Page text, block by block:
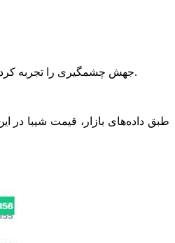
به گزارش اقتصاد آنلاین به نقل از رمزارز نیوز، در یک هفته گذشته، قیمت شیبا اینو (SHIB) جهش چشمگیری را تجربه کرده و با بیش از ۱۸ درصد رشد، به بالاترین سطح خود در چند ماه اخیر رسیده است.